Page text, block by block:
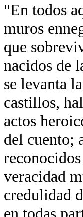
"En todos
muros
que
nacidos de
se levanta
castillos,
actos
del cuento;
veracidad
credulidad
en todas